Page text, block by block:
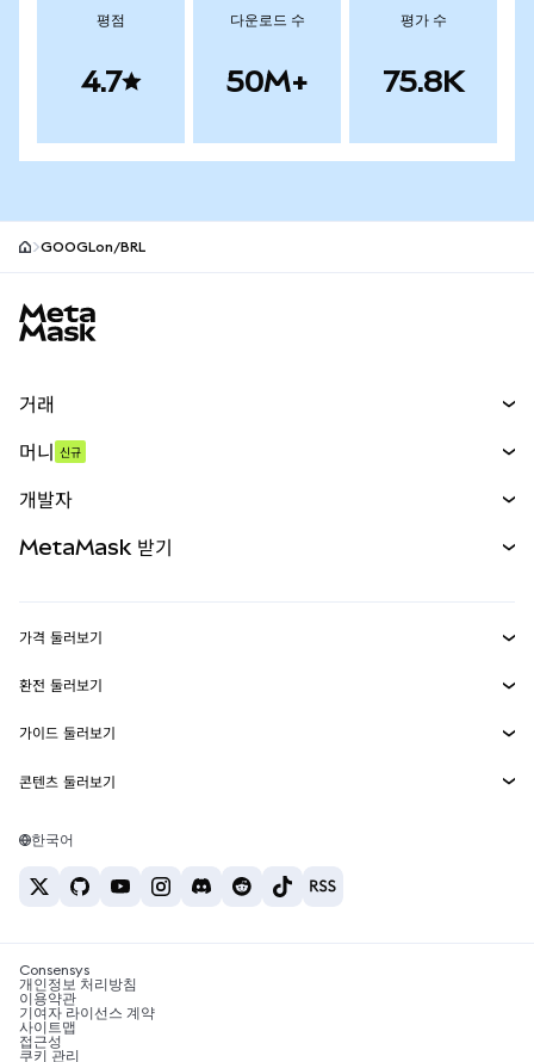
평점
4.7
다운로드 수
50M+
평가 수
75.8K
GOOGLon/BRL
거래
무기한 선물
실물자산
머니 신규
개발자
MetaMask Connect
Snaps
웹3 서비스
MetaMask 받기
보안
고객 지원
채용
가격 둘러보기
이더리움 가격
솔라나 가격
테더 가격
환전 둘러보기
ETH를 USD로 환전
USDT를 INR로 환전
BTC를 INR로 환전
ETH를 USDT로 환전
가이드 둘러보기
ETH 매수
USDT 매수
SHIB 매수
BNB 매수
콘텐츠 둘러보기
솔라나 지갑
암호화폐 세금 뉴스
암호화폐 매수 방법
비트코인 매도 방법
한국어
Consensys
개인정보 처리방침
이용약관
기여자 라이선스 계약
사이트맵
접근성
쿠키 관리